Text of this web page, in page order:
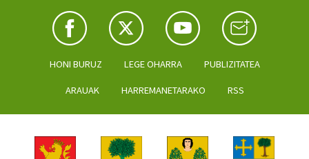
HONI BURUZ LEGE OHARRA PUBLIZITATEA
ARAUAK HARREMANETARAKO RSS